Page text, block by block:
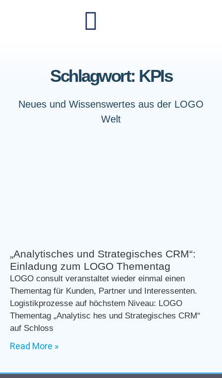
Schlagwort: KPIs
Neues und Wissenswertes aus der LOGO
Welt
„Analytisches und Strategisches CRM“:
Einladung zum LOGO Thementag
LOGO consult veranstaltet wieder einmal einen
Thementag für Kunden, Partner und Interessenten.
Logistikprozesse auf höchstem Niveau: LOGO
Thementag „Analytisc hes und Strategisches CRM“
auf Schloss
Read More »